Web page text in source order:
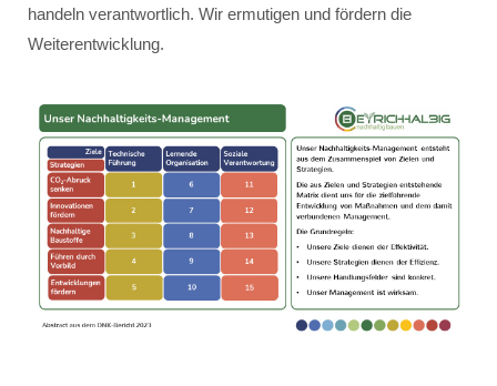
handeln verantwortlich. Wir ermutigen und fördern die
Weiterentwicklung.